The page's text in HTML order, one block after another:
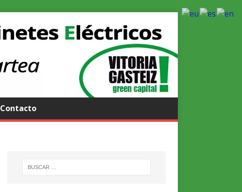
Contacto